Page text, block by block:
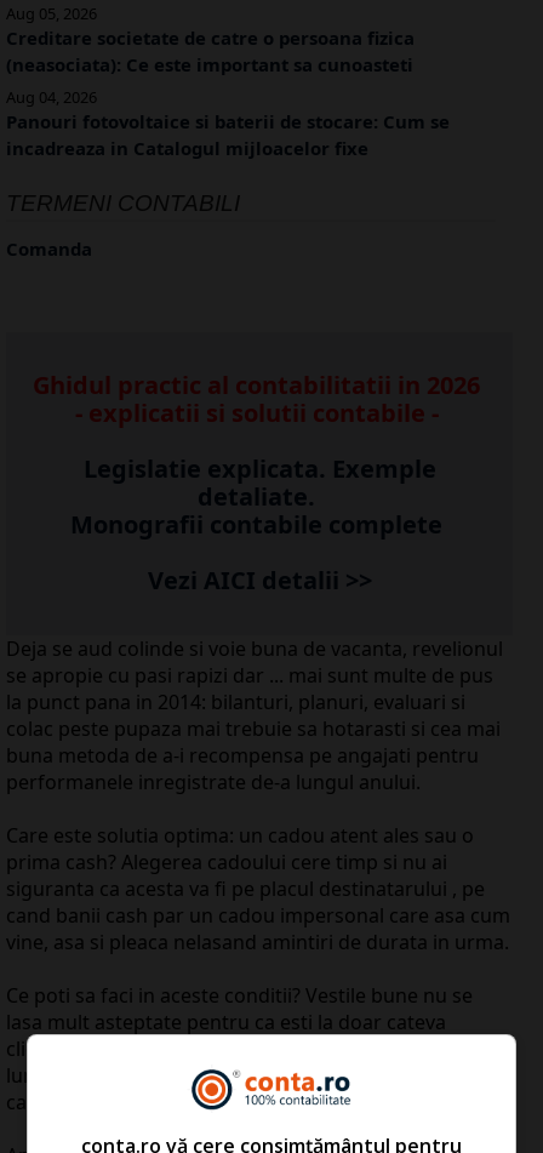
Aug 05, 2026
Creditare societate de catre o persoana fizica
(neasociata): Ce este important sa cunoasteti
Aug 04, 2026
Panouri fotovoltaice si baterii de stocare: Cum se
incadreaza in Catalogul mijloacelor fixe
TERMENI CONTABILI
Comanda
Ghidul practic al contabilitatii in 2026
- explicatii si solutii contabile -
Legislatie explicata. Exemple
detaliate.
Monografii contabile complete
Vezi AICI detalii >>
Deja se aud colinde si voie buna de vacanta, revelionul
se apropie cu pasi rapizi dar ... mai sunt multe de pus
la punct pana in 2014: bilanturi, planuri, evaluari si
colac peste pupaza mai trebuie sa hotarasti si cea mai
buna metoda de a-i recompensa pe angajati pentru
performanele inregistrate de-a lungul anului.
Care este solutia optima: un cadou atent ales sau o
prima cash? Alegerea cadoului cere timp si nu ai
siguranta ca acesta va fi pe placul destinatarului , pe
cand banii cash par un cadou impersonal care asa cum
vine, asa si pleaca nelasand amintiri de durata in urma.
Ce poti sa faci in aceste conditii? Vestile bune nu se
lasa mult asteptate pentru ca esti la doar cateva
clickuri distanta de a rezolva un lucru de pe lista inca
lunga a acestui an. Pregateste-te sa uiti de grija
cadoului perfect!
conta.ro vă cere consimțământul pentru